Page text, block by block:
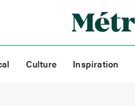
Culture Inspiration